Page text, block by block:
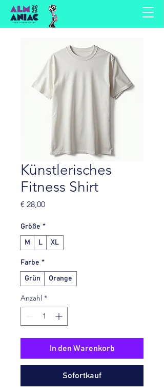
Künstlerisches
Fitness Shirt
€ 28,00Preis
Größe *
M L XL
Farbe *
Grün Orange
Anzahl *
In den Warenkorb
Sofortkauf